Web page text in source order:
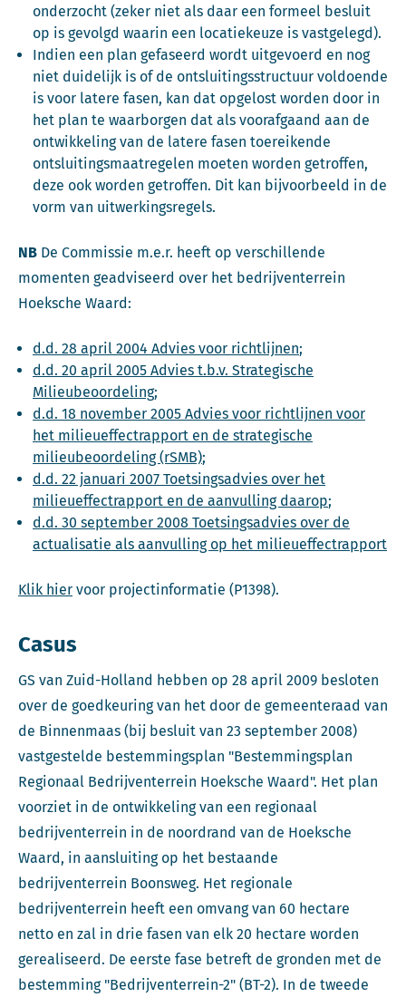
onderzocht (zeker niet als daar een formeel besluit
op is gevolgd waarin een locatiekeuze is vastgelegd).
Indien een plan gefaseerd wordt uitgevoerd en nog
niet duidelijk is of de ontsluitingsstructuur voldoende
is voor latere fasen, kan dat opgelost worden door in
het plan te waarborgen dat als voorafgaand aan de
ontwikkeling van de latere fasen toereikende
ontsluitingsmaatregelen moeten worden getroffen,
deze ook worden getroffen. Dit kan bijvoorbeeld in de
vorm van uitwerkingsregels.
NB De Commissie m.e.r. heeft op verschillende
momenten geadviseerd over het bedrijventerrein
Hoeksche Waard:
d.d. 28 april 2004 Advies voor richtlijnen;
d.d. 20 april 2005 Advies t.b.v. Strategische
Milieubeoordeling;
d.d. 18 november 2005 Advies voor richtlijnen voor
het milieueffectrapport en de strategische
milieubeoordeling (rSMB);
d.d. 22 januari 2007 Toetsingsadvies over het
milieueffectrapport en de aanvulling daarop;
d.d. 30 september 2008 Toetsingsadvies over de
actualisatie als aanvulling op het milieueffectrapport
Klik hier voor projectinformatie (P1398).
Casus
GS van Zuid-Holland hebben op 28 april 2009 besloten
over de goedkeuring van het door de gemeenteraad van
de Binnenmaas (bij besluit van 23 september 2008)
vastgestelde bestemmingsplan "Bestemmingsplan
Regionaal Bedrijventerrein Hoeksche Waard". Het plan
voorziet in de ontwikkeling van een regionaal
bedrijventerrein in de noordrand van de Hoeksche
Waard, in aansluiting op het bestaande
bedrijventerrein Boonsweg. Het regionale
bedrijventerrein heeft een omvang van 60 hectare
netto en zal in drie fasen van elk 20 hectare worden
gerealiseerd. De eerste fase betreft de gronden met de
bestemming "Bedrijventerrein-2" (BT-2). In de tweede